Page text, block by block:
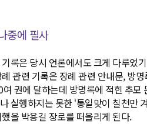
중에 필사
록은 당시 언론에서도 크게 다루었
관련 기록은 장례 관련 안내문, 방
권에 달하는데 방명록에 적힌 추
실행하지는 못한 ‘통일맞이 칠천만
을 박용길 장로를 떠올리게 된다.